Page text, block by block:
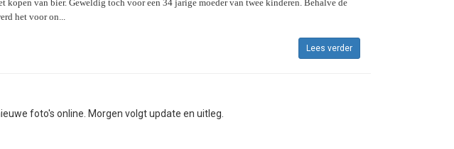
kopen van bier. Geweldig toch voor een 34 jarige moeder van twee kinderen. Behalve de
het voor on...
Lees verder
foto's online. Morgen volgt update en uitleg.